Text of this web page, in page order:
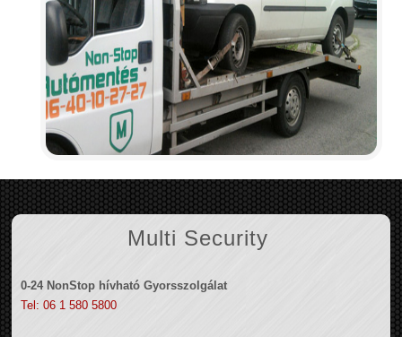
Multi Security
0-24 NonStop hívható Gyorsszolgálat
Tel: 06 1 580 5800